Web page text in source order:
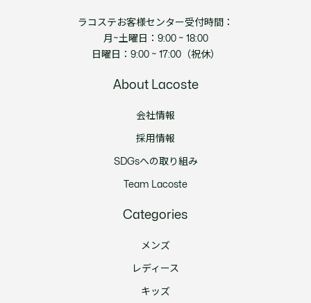
ラコステお客様センター受付時間：
月~土曜日：9:00 ~ 18:00
日曜日：9:00 ~ 17:00（祝休）
About Lacoste
会社情報
採用情報
SDGsへの取り組み
Team Lacoste
Categories
メンズ
レディース
キッズ